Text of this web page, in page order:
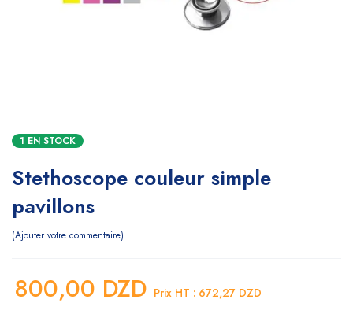
1 EN STOCK
Stethoscope couleur simple
pavillons
Ajouter votre commentaire
800,00 DZD Prix HT : 672,27 DZD